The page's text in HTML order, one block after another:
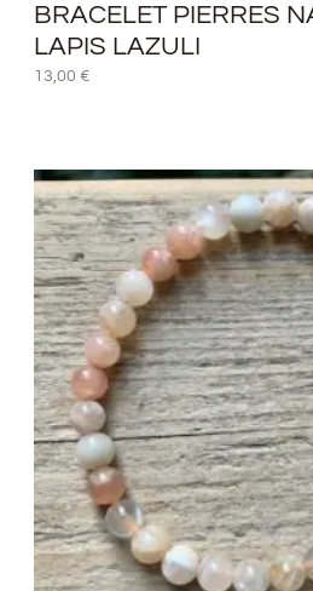
BRACELET PIERRES
LAPIS LAZULI
13,00 €
Plage
de
prix :
16,00 €
à
18,00 €